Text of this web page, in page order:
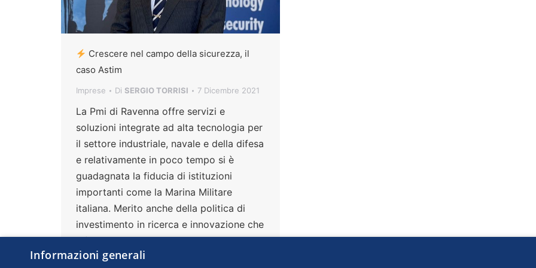
Crescere nel campo della sicurezza, il
caso Astim
Imprese Di SERGIO TORRISI 7 Dicembre 2021
La Pmi di Ravenna offre servizi e
soluzioni integrate ad alta tecnologia per
il settore industriale, navale e della difesa
e relativamente in poco tempo si è
guadagnata la fiducia di istituzioni
importanti come la Marina Militare
italiana. Merito anche della politica di
investimento in ricerca e innovazione che
il fondatore e Ad Maurizio Minghelli ha
intrapreso una decina di anni fa
Informazioni generali